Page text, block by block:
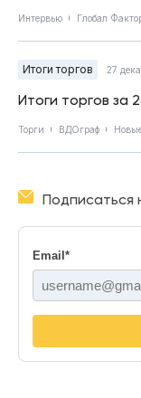
Интервью Глобал
Итоги торгов 27
Итоги торгов за
Торги ВДОграф
Подписаться
Email *